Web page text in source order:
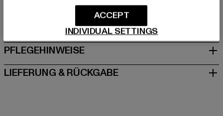
GRÖSSE & PASSFORM
PFLEGEHINWEISE
LIEFERUNG & RÜCKGABE
INDIVIDUAL SETTINGS
ACCEPT